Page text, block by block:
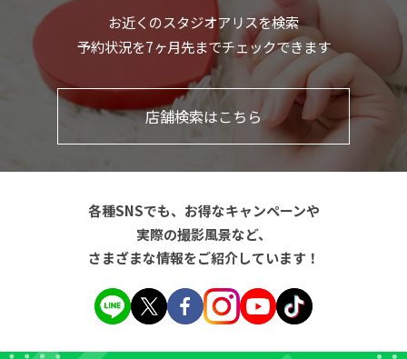
お近くのスタジオアリスを検索
予約状況を7ヶ月先までチェックできます
店舗検索はこちら
各種SNSでも、お得なキャンペーンや
実際の撮影風景など、
さまざまな情報をご紹介しています！